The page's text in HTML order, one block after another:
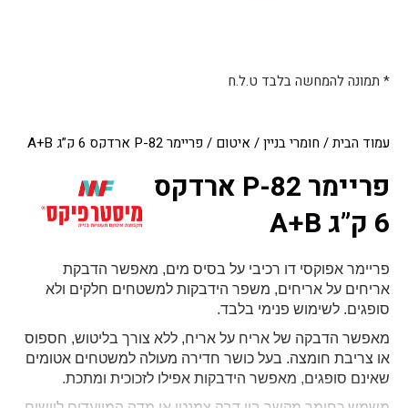
עמוד הבית/ חומרי בניין/ איטום / פריימר P-82 ארדקס 6 ק”ג A+B
פריימר P-82 ארדקס
6 ק”ג A+B
פריימר אפוקסי דו רכיבי על בסיס מים, מאפשר הדבקת
אריחים על אריחים, משפר הידבקות למשטחים חלקים ולא
סופגים. לשימוש פנימי בלבד.
מאפשר הדבקה של אריח על אריח, ללא צורך בליטוש, חספוס
או צריבת חומצה. בעל כושר חדירה מעולה למשטחים אטומים
שאינם סופגים, מאפשר הידבקות אפילו לזכוכית ומתכת.
* תמונה להמחשה בלבד ט.ל.ח